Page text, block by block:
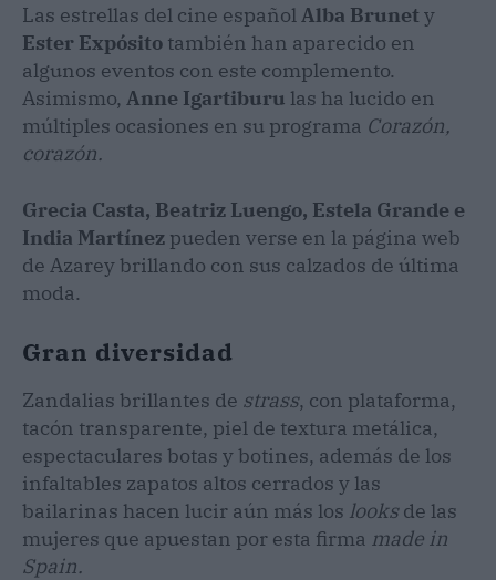
Las estrellas del cine españolAlba Brunet y
Ester Expósito también han aparecido en
algunos eventos con este complemento.
Asimismo, Anne Igartiburu las ha lucido en
múltiples ocasiones en su programa Corazón,
corazón.
Grecia Casta, Beatriz Luengo, Estela Grande e
India Martínez pueden verse en la página web
de Azarey brillando con sus calzados de última
moda.
Gran diversidad
Zandalias brillantes de strass, con plataforma,
tacón transparente, piel de textura metálica,
espectaculares botas y botines, además de los
infaltables zapatos altos cerrados y las
bailarinas hacen lucir aún más los looksde las
mujeres que apuestan por esta firma made in
Spain.